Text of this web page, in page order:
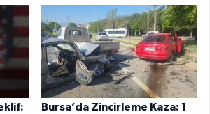
Bursa’da Zincirleme Kaza: 1